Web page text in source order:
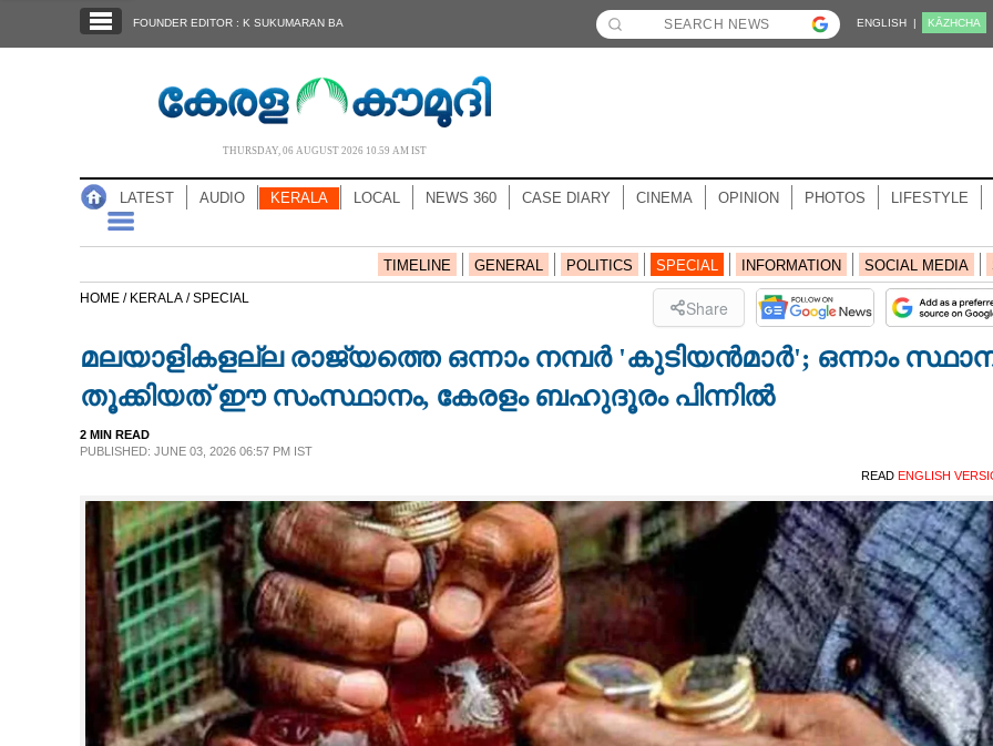
NOTIFIED NEWS
NEWS 360
CASE DIARY
FOUNDER EDITOR : K SUKUMARAN BA ENGLISH | KĀZHCHA
THURSDAY, 06 AUGUST 2026 10.59 AM IST
LATEST AUDIO KERALA LOCAL NEWS 360 CASE DIARY CINEMA OPINION PHOTOS LIFESTYLE
TIMELINE GENERAL POLITICS SPECIAL INFORMATION SOCIAL MEDIA
HOME / KERALA /SPECIAL Share
മലയാളികളല്ല രാജ്യത്തെ ഒന്നാം നമ്പര്‍ 'കുടിയന്‍മാര്‍'; ഒന്നാം
തൂക്കിയത് ഈ സംസ്ഥാനം, കേരളം ബഹുദൂരം പിന്നില്‍
2 MIN READ
PUBLISHED: JUNE 03, 2026 06:57 PM IST
READ ENGLISH